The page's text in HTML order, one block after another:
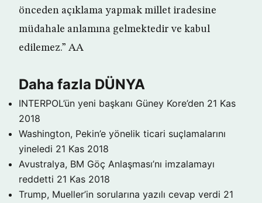
önceden açıklama yapmak millet iradesine
müdahale anlamına gelmektedir ve kabul
edilemez.” AA
Daha fazla DÜNYA
INTERPOL’ün yeni başkanı Güney Kore’den 21 Kas
2018
Washington, Pekin’e yönelik ticari suçlamalarını
yineledi 21 Kas 2018
Avustralya, BM Göç Anlaşması’nı imzalamayı
reddetti 21 Kas 2018
Trump, Mueller’in sorularına yazılı cevap verdi 21